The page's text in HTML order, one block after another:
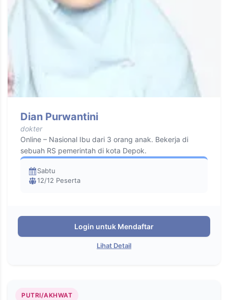
Dian Purwantini
dokter
Online – Nasional Ibu dari 3 orang anak. Bekerja di
sebuah RS pemerintah di kota Depok.
Sabtu
12/12 Peserta
Login untuk Mendaftar
Lihat Detail
PUTRI/AKHWAT